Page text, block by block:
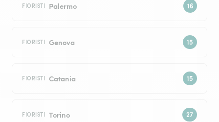
FIORISTI Palermo
FIORISTI Genova
FIORISTI Catania
FIORISTI Torino